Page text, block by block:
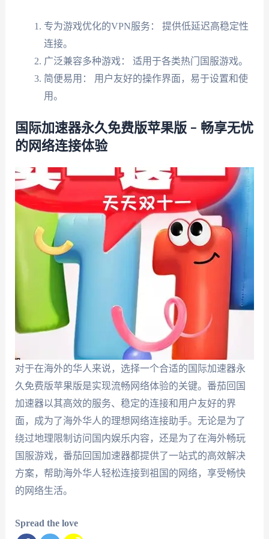
专为游戏优化的VPN服务： 提供低延迟高稳定性
连接。
广泛兼容多种游戏： 适用于各类热门国服游戏。
简便易用： 用户友好的操作界面，易于设置和使
用。
国际加速器永久免费版苹果版 – 畅享无忧
的网络连接体验
对于在海外的华人来说，选择一个合适的国际加速器永
久免费版苹果版是实现流畅网络体验的关键。番茄回国
加速器以其高效的服务、稳定的连接和用户友好的界
面，成为了海外华人的理想网络连接助手。无论是为了
绕过地理限制访问国内娱乐内容，还是为了在海外畅玩
国服游戏，番茄回国加速器都提供了一站式的高效解决
方案，帮助海外华人轻松连接到祖国的网络，享受畅快
的网络生活。
Spread the love